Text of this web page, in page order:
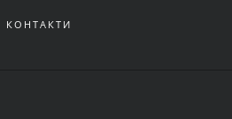
КОНТАКТИ